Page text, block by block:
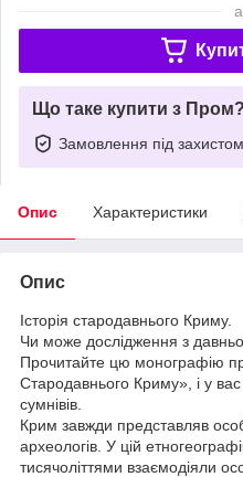
Що таке купити з Пром?
Замовлення під захистом
Опис Характеристики
Опис
Історія стародавнього Криму.
Чи може дослідження з
Прочитайте цю монографію
Стародавнього Криму», і у
сумнівів.
Крим завжди представляв
археологів. У цій
тисячоліттями взаємодіяли